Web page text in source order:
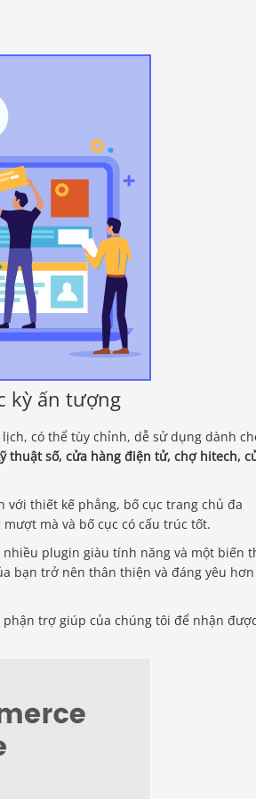
kỳ ấn tượng
có thể tùy chỉnh, dễ sử dụng dành
thuật số, cửa hàng điện tử, chợ hitech,
với thiết kế phẳng, bố cục trang chủ đa
mà và bố cục có cấu trúc tốt.
plugin giàu tính năng và một biến
bạn trở nên thân thiện và đáng yêu hơn
trợ giúp của chúng tôi để nhận được